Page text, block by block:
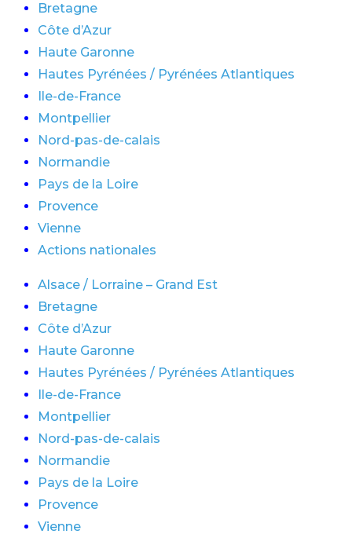
Bretagne
Côte d’Azur
Haute Garonne
Hautes Pyrénées / Pyrénées Atlantiques
Ile-de-France
Montpellier
Nord-pas-de-calais
Normandie
Pays de la Loire
Provence
Vienne
Actions nationales
Alsace / Lorraine – Grand Est
Bretagne
Côte d’Azur
Haute Garonne
Hautes Pyrénées / Pyrénées Atlantiques
Ile-de-France
Montpellier
Nord-pas-de-calais
Normandie
Pays de la Loire
Provence
Vienne